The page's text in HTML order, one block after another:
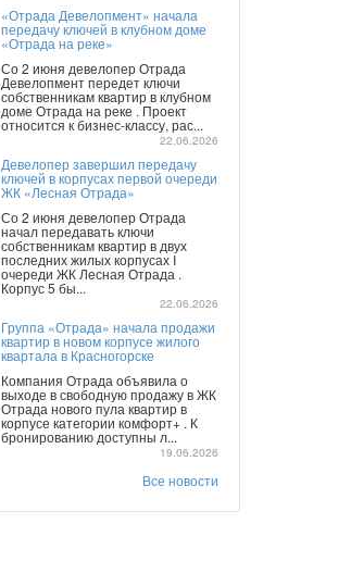
«Отрада Девелопмент» начала
передачу ключей в клубном доме
«Отрада на реке»
Со 2 июня девелопер Отрада
Девелопмент передет ключи
собственникам квартир в клубном
доме Отрада на реке . Проект
относится к бизнес-классу, рас...
22.06.2026
Девелопер завершил передачу
ключей в корпусах первой очереди
ЖК «Лесная Отрада»
Со 2 июня девелопер Отрада
начал передавать ключи
собственникам квартир в двух
последних жилых корпусах I
очереди ЖК Лесная Отрада .
Корпус 5 бы...
22.06.2026
Группа «Отрада» начала продажи
квартир в новом корпусе жилого
квартала в Красногорске
Компания Отрада объявила о
выходе в свободную продажу в ЖК
Отрада нового пула квартир в
корпусе категории комфорт+ . К
бронированию доступны л...
19.06.2026
Все новости